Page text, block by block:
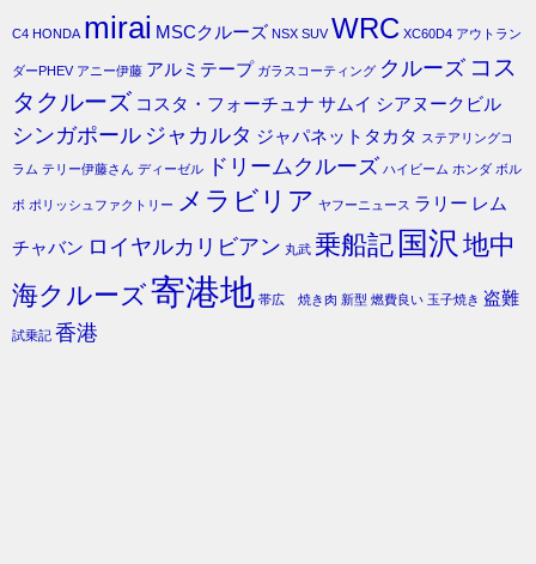
C4 HONDA mirai MSCクルーズ NSX SUV WRC XC60D4 アウトラン
ダーPHEV アニー伊藤 アルミテープ ガラスコーティング クルーズ コス
タクルーズ コスタ・フォーチュナ サムイ シアヌークビル
シンガポール ジャカルタ ジャパネットタカタ ステアリングコ
ラム テリー伊藤さん ディーゼル ドリームクルーズ ハイビーム ホンダ ボル
ボ ポリッシュファクトリー メラビリア ヤフーニュース ラリー レム
チャバン ロイヤルカリビアン 丸武 乗船記 国沢 地中
海クルーズ寄港地 帯広 焼き肉 新型 燃費良い 玉子焼き 盗難
試乗記 香港